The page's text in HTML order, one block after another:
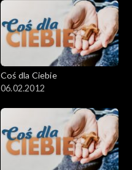
Coś dla Ciebie
06.02.2012